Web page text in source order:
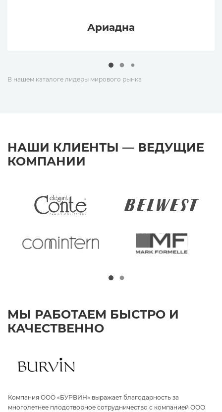
Ариадна
В нашем каталоге лидеры мирового рынка
НАШИ КЛИЕНТЫ — ВЕДУЩИЕ
КОМПАНИИ
МЫ РАБОТАЕМ БЫСТРО И
КАЧЕСТВЕННО
Компания ООО «БУРВИН» выражает благодарность за
многолетнее плодотворное сотрудничество с компанией ООО